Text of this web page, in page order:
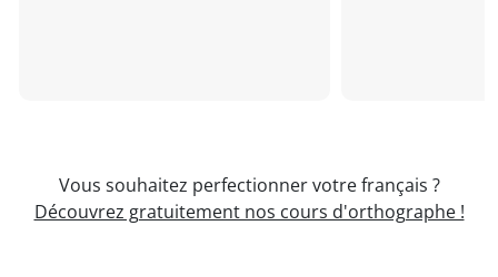
Vous souhaitez perfectionner votre français ?
Découvrez gratuitement nos cours d'orthographe !